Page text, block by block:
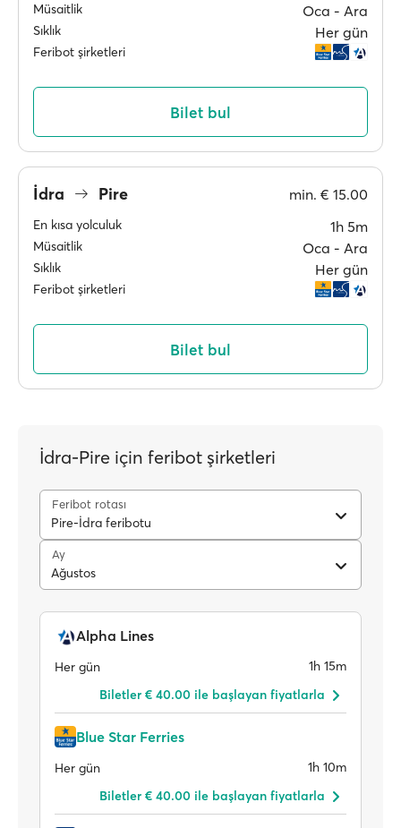
Müsaitlik Oca ‐ Ara
Sıklık Her gün
Feribot şirketleri
Bilet bul
İdra Pire min. € 15.00
En kısa yolculuk 1h 5m
Müsaitlik Oca ‐ Ara
Sıklık Her gün
Feribot şirketleri
Bilet bul
İdra-Pire için feribot şirketleri
Feribot rotası
Pire-İdra feribotu
Ay
Ağustos
Alpha Lines
Her gün
1h 15m
Biletler € 40.00 ile başlayan fiyatlarla
Blue Star Ferries
Her gün
1h 10m
Biletler € 40.00 ile başlayan fiyatlarla